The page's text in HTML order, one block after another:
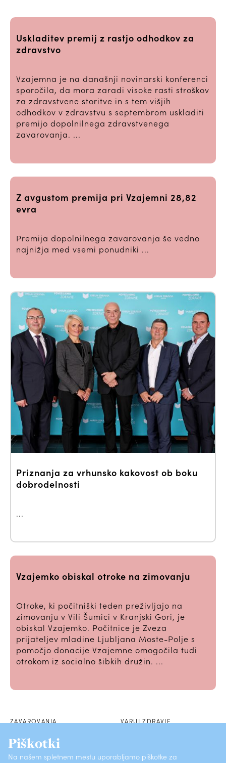
Piškotki
Na našem spletnem mestu uporabljamo piškotke za
Uskladitev premij z rastjo odhodkov za
zdravstvo
Vzajemna je na današnji novinarski konferenci
sporočila, da mora zaradi visoke rasti stroškov
za zdravstvene storitve in s tem višjih
odhodkov v zdravstvu s septembrom uskladiti
premijo dopolnilnega zdravstvenega
zavarovanja. ...
Z avgustom premija pri Vzajemni 28,82
evra
Premija dopolnilnega zavarovanja še vedno
najnižja med vsemi ponudniki ...
Priznanja za vrhunsko kakovost ob boku
dobrodelnosti
...
Vzajemko obiskal otroke na zimovanju
Otroke, ki počitniški teden preživljajo na
zimovanju v Vili Šumici v Kranjski Gori, je
obiskal Vzajemko. Počitnice je Zveza
prijateljev mladine Ljubljana Moste-Polje s
pomočjo donacije Vzajemne omogočila tudi
otrokom iz socialno šibkih družin. ...
ZAVAROVANJA VARUJ ZDRAVJE
POSLOVALNICE